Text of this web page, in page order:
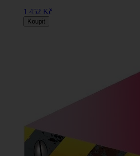
1 452 Kč
Koupit